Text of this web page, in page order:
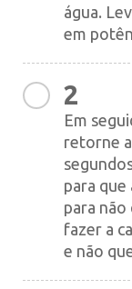
água.
em
2
Em
retorne
para que
para
fazer a
e não